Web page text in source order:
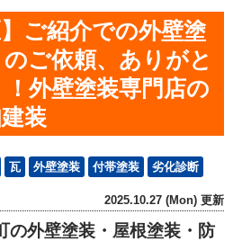
】ご紹介での外壁塗
ご依頼、ありがと
外壁塗装専門店の
装
瓦 外壁塗装 付帯塗装 劣化診断
2025.10.27 (Mon) 更新
の外壁塗装・屋根塗装・防